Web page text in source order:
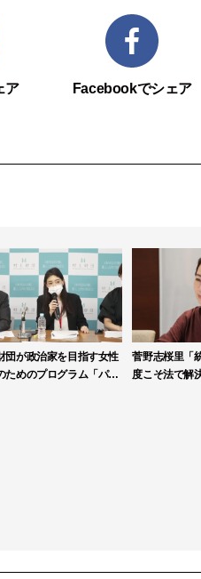
ア Facebookでシェア
団が政治家を目指す女性
ためのプログラム「パブ
菅野志桜里「
度こそ法で解